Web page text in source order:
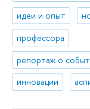
идеи и опыт
профессора
репортаж о
инновации